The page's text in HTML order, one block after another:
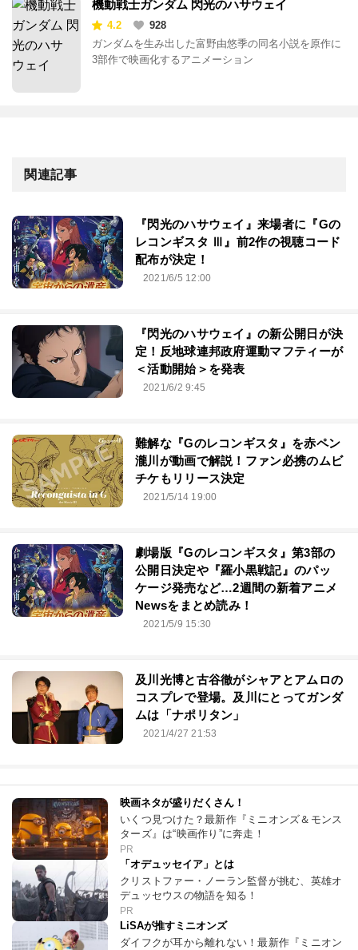
機動戦士ガンダム 閃光のハサウェイ
4.2
928
ガンダムを生み出した富野由悠季の同名小説を原作に
3部作で映画化するアニメーション
関連記事
『閃光のハサウェイ』来場者に『Gの
レコンギスタ Ⅲ』前2作の視聴コード
配布が決定！
2021/6/5 12:00
『閃光のハサウェイ』の新公開日が決
定！反地球連邦政府運動マフティーが
＜活動開始＞を発表
2021/6/2 9:45
難解な『Gのレコンギスタ』を赤ペン
瀧川が動画で解説！ファン必携のムビ
チケもリリース決定
2021/5/14 19:00
劇場版『Gのレコンギスタ』第3部の
公開日決定や『羅小黒戦記』のパッ
ケージ発売など…2週間の新着アニメ
Newsをまとめ読み！
2021/5/9 15:30
及川光博と古谷徹がシャアとアムロの
コスプレで登場。及川にとってガンダ
ムは「ナポリタン」
2021/4/27 21:53
映画ネタが盛りだくさん！
いくつ見つけた？最新作『ミニオンズ＆モンス
ターズ』は“映画作り”に奔走！
PR
「オデュッセイア」とは
クリストファー・ノーラン監督が挑む、英雄オ
デュッセウスの物語を知る！
PR
LiSAが推すミニオンズ
ダイフクが耳から離れない！最新作『ミニオン